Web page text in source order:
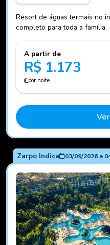
Resort de águas termais no
completo para toda a família.
A partir de
R$ 1.173
por noite
Zarpo Indica 03/09/2026a